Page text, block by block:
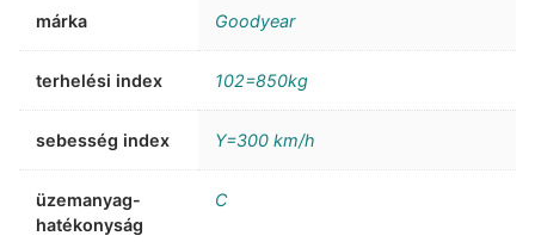
márka Goodyear
terhelési index 102=850kg
sebesség index Y=300 km/h
üzemanyag-
hatékonyság
C